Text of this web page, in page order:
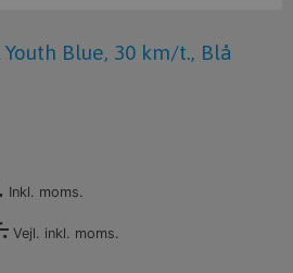
Blue, 30 km/t., Blå
Inkl. moms.
Vejl. inkl. moms.